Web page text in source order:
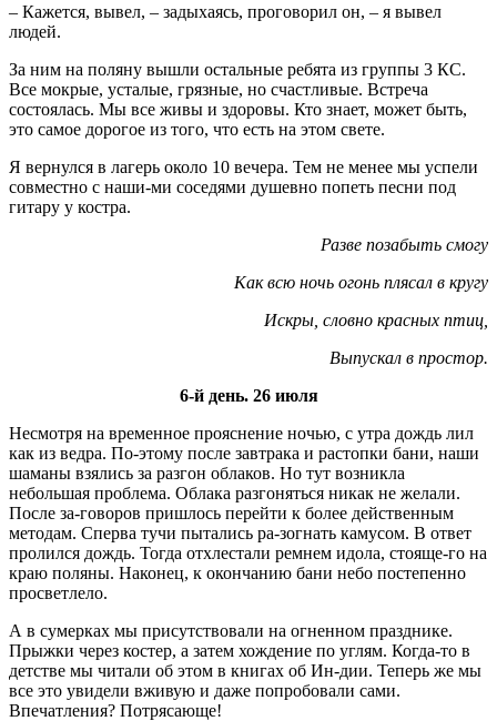
– Кажется, вывел, – задыхаясь, проговорил он, – я вывел
людей.
За ним на поляну вышли остальные ребята из группы 3 КС.
Все мокрые, усталые, грязные, но счастливые. Встреча
состоялась. Мы все живы и здоровы. Кто знает, может быть,
это самое дорогое из того, что есть на этом свете.
Я вернулся в лагерь около 10 вечера. Тем не менее мы успели
совместно с наши-ми соседями душевно попеть песни под
гитару у костра.
Разве позабыть смогу
Как всю ночь огонь плясал в кругу
Искры, словно красных птиц,
Выпускал в простор.
6-й день. 26 июля
Несмотря на временное прояснение ночью, с утра дождь лил
как из ведра. По-этому после завтрака и растопки бани, наши
шаманы взялись за разгон облаков. Но тут возникла
небольшая проблема. Облака разгоняться никак не желали.
После за-говоров пришлось перейти к более действенным
методам. Сперва тучи пытались ра-зогнать камусом. В ответ
пролился дождь. Тогда отхлестали ремнем идола, стояще-го на
краю поляны. Наконец, к окончанию бани небо постепенно
просветлело.
А в сумерках мы присутствовали на огненном празднике.
Прыжки через костер, а затем хождение по углям. Когда-то в
детстве мы читали об этом в книгах об Ин-дии. Теперь же мы
все это увидели вживую и даже попробовали сами.
Впечатления? Потрясающе!